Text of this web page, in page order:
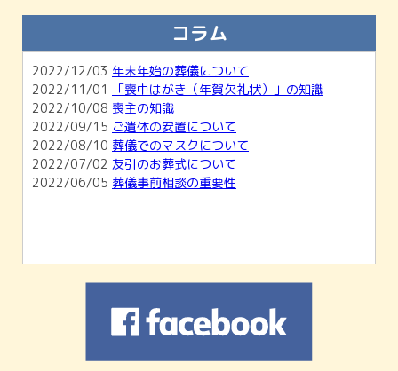
【2月開催】無料相談会＆ホール見学会のご
案内
2026/01/04 1月無料相談会＆ホール見学会のお知らせ
2025/11/30 12月無料相談会＆ホール見学会のお知らせ
コラム
2022/12/03 年末年始の葬儀について
2022/11/01
「喪中はがき（年賀欠礼状）」の知識
2022/10/08 喪主の知識
2022/09/15 ご遺体の安置について
2022/08/10 葬儀でのマスクについて
2022/07/02 友引のお葬式について
2022/06/05 葬儀事前相談の重要性